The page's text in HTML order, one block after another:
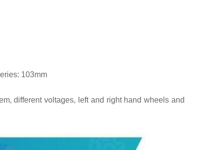
103mm
different voltages, left and right hand wheels and